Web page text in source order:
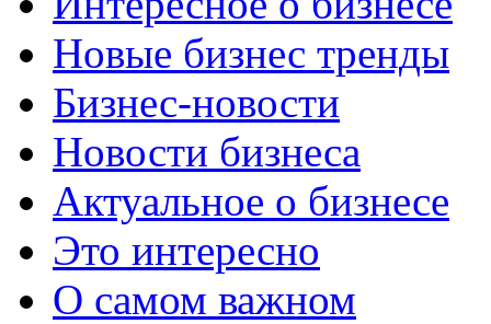
Новые бизнес тренды
Бизнес-новости
Новости бизнеса
Актуальное о бизнесе
Это интересно
О самом важном